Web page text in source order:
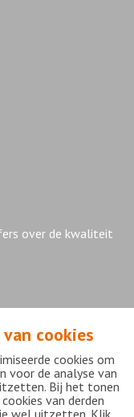
over de kwaliteit
cookies
cookies om
voor de analyse van
Bij het tonen
van derden
wel uitzetten. Klik